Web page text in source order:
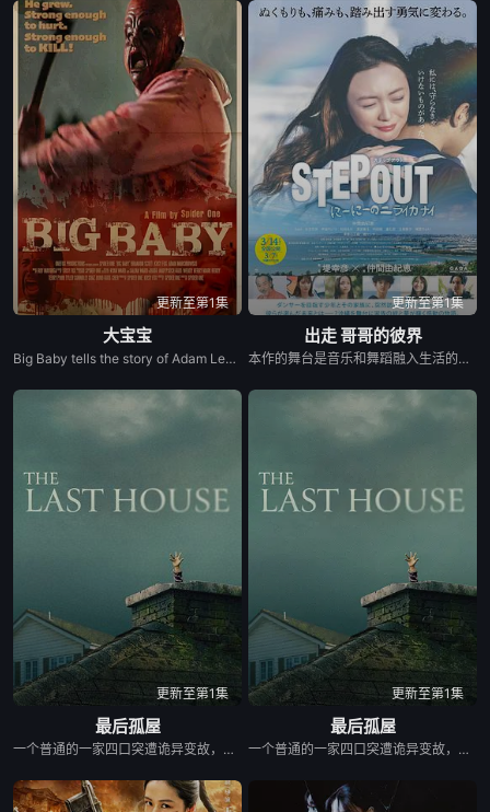
更新至第1集
大宝宝
Big Baby tells the story of Adam Lewis, a successful horror screenwriter struggling for inspiration for his latest script. After a graphic and realistic nightmare of a hulking man dressed in a baby mask and onesie who axe murders his girlfriend Kate in the middle of the night, Adam gets the inspiration he needs for his new screenplay. Excited about the direction his story is taking, he starts losing himself in his script. Things are better than ever for Adam and Kate until “Big Baby” starts appearing in real life and tormenting and killing victims fueled by his own revenge. Characters from Adam’s script begin to pay him visits pleading for their lives, and he quickly realizes he holds their fate in his hands. Power and fear completely consume Adam until his girlfriend Kate is terrified of the man she once loved.
更新至第1集
出走 哥哥的彼界
本作的舞台是音乐和舞蹈融入生活的冲绳。与母亲朱音、妹妹舞一起生活的照屋踊，憧憬舞蹈学校的丽莎，开始了舞蹈生涯。朱音为了支撑家数在酒吧工作，不擅长与人打交道的舞总是在学校前专心地注视着哥哥的身影。不久，踊与丽莎组成一对，绽放了她的才能。
更新至第1集
最后孤屋
一个普通的一家四口突遭诡异变故，被困在自家房屋中超过 1000 天无法出门。在资源消耗殆尽与未知神秘威胁的双重逼迫下，一家人必须想方设法联手求生，打破这间禁锢生命的困局。
更新至第1集
最后孤屋
一个普通的一家四口突遭诡异变故，被困在自家房屋中超过 1000 天无法出门。在资源消耗殆尽与未知神秘威胁的双重逼迫下，一家人必须想方设法联手求生，打破这间禁锢生命的困局。